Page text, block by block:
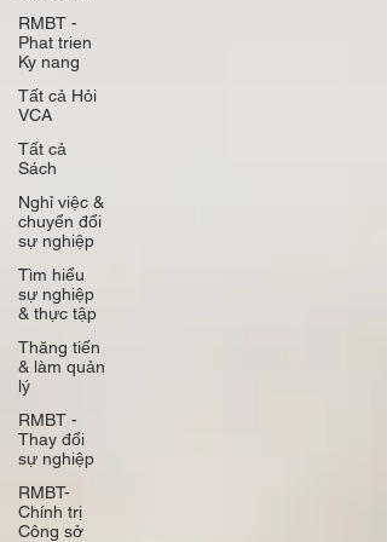
RMBT -
Phat trien
Ky nang
Tất cả Hỏi
VCA
Tất cả
Sách
Nghỉ việc &
chuyển đổi
sự nghiệp
Tìm hiểu
sự nghiệp
& thực tập
Thăng tiến
& làm quản
lý
RMBT -
Thay đổi
sự nghiệp
RMBT-
Chính trị
Công sở